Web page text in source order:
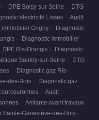
· DPE Soisy-sur-Seine ·
DTG
électricité Lisses · Audit
immobilier Grigny ·
Diagnostic
·
Diagnostic immobilier
DPE Ris-Orangis ·
Diagnostic
Saintry-sur-Seine ·
DTG
·
Diagnostic gaz Ris-
des-Bois ·
Diagnostic gaz
· Audit
· Amiante avant travaux
Sainte-Geneviève-des-Bois ·